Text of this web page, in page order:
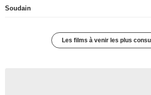
Soudain
Les films à venir les plus